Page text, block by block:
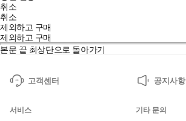
취소
취소
제외하고 구매
제외하고 구매
본문 끝 최상단으로 돌아가기
고객센터 공지사항
서비스
기타 문의